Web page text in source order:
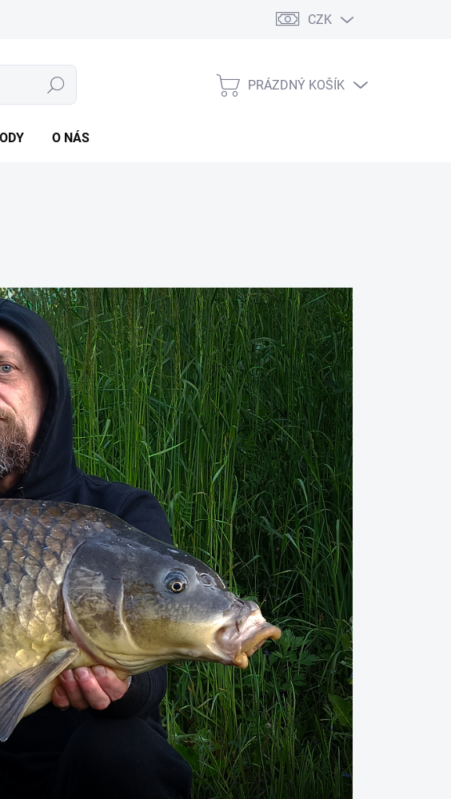
CZK
Hledat
NÁKUPNÍ
PRÁZDNÝ KOŠÍK
O NÁS